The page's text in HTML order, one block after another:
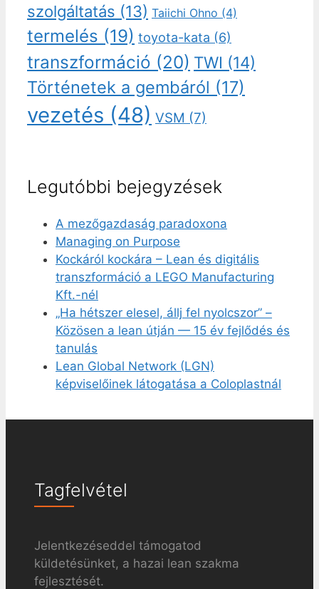
szolgáltatás (13) Taiichi Ohno (4)
termelés (19) toyota-kata (6)
transzformáció (20) TWI (14)
Történetek a gembáról (17)
vezetés (48) VSM (7)
Legutóbbi bejegyzések
A mezőgazdaság paradoxona
Managing on Purpose
Kockáról kockára – Lean és digitális
transzformáció a LEGO Manufacturing
Kft.-nél
„Ha hétszer elesel, állj fel nyolcszor” –
Közösen a lean útján — 15 év fejlődés és
tanulás
Lean Global Network (LGN)
képviselőinek látogatása a Coloplastnál
Tagfelvétel
Jelentkezéseddel támogatod
küldetésünket, a hazai lean szakma
fejlesztését.